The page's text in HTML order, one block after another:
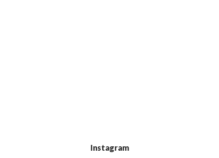
Instagram